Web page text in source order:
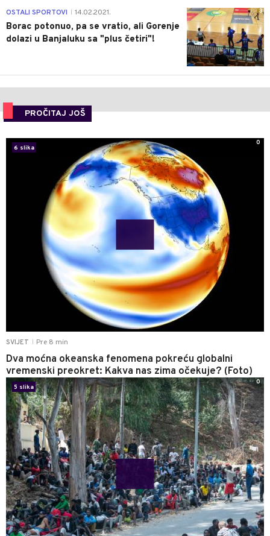
3
OSTALI SPORTOVI 14.02.2021.
Borac potonuo, pa se vratio, ali Gorenje
dolazi u Banjaluku sa "plus četiri"!
PROČITAJ JOŠ
SVIJET Pre 8 min
Dva moćna okeanska fenomena pokreću globalni
vremenski preokret: Kakva nas zima očekuje? (Foto)
6 slika
0
5 slika
0